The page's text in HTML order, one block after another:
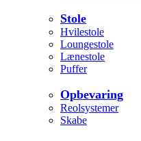
Stole
Hvilestole
Loungestole
Lænestole
Puffer
Opbevaring
Reolsystemer
Skabe